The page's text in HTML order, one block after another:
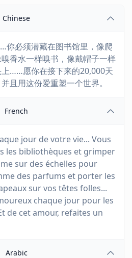
Chinese
你必须潜藏在图书馆里，像爬
香水一样嗅书，像戴帽子一样
……愿你在接下来的20,000天
且用这份爱重塑一个世界。
French
jour de votre vie... Vous
les bibliothèques et grimper
sur des échelles pour
des parfums et porter les
sur vos têtes folles...
chaque jour pour les
de cet amour, refaites un
Arabic